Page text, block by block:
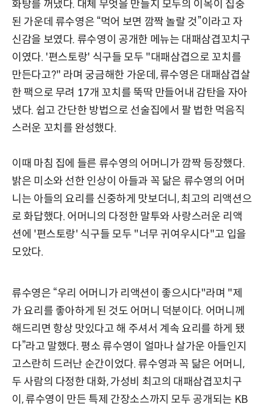
화탕를 꺼냈다. 대체 무엇을 만들지 모두의 이목이 집중
된 가운데 류수영은 “먹어 보면 깜짝 놀랄 것”이라고 자
신감을 보였다. 류수영이 공개한 메뉴는 대패삼겹꼬치구
이였다. '편스토랑' 식구들 모두 "대패삼겹으로 꼬치를
만든다고?" 라며 궁금해한 가운데, 류수영은 대패삼겹살
한 팩으로 무려 17개 꼬치를 뚝딱 만들어내 감탄을 자아
냈다. 쉽고 간단한 방법으로 선술집에서 팔 법한 먹음직
스러운 꼬치를 완성했다.
이때 마침 집에 들른 류수영의 어머니가 깜짝 등장했다.
밝은 미소와 선한 인상이 아들과 꼭 닮은 류수영의 어머
니는 아들의 요리를 신중하게 맛보더니, 최고의 리액션으
로 화답했다. 어머니의 다정한 말투와 사랑스러운 리액
션에 '편스토랑' 식구들 모두 "너무 귀여우시다"고 입을
모았다.
류수영은 “우리 어머니가 리액션이 좋으시다"라며 "제
가 요리를 좋아하게 된 것도 어머니 덕분이다. 어머니께
해드리면 항상 맛있다고 해 주셔서 계속 요리를 하게 됐
다”라고 말했다. 평소 류수영이 얼마나 살가운 아들인지
고스란히 드러난 순간이었다. 류수영과 꼭 닮은 어머니,
두 사람의 다정한 대화, 가성비 최고의 대패삼겹꼬치구
이, 류수영이 만든 특제 간장소스까지 모두 공개되는 KB